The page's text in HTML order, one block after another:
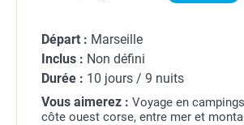
Départ : Marseille
Inclus : Non défini
Durée : 10 jours / 9 nuits
Vous aimerez : Voyage en
côte ouest corse, entre mer et